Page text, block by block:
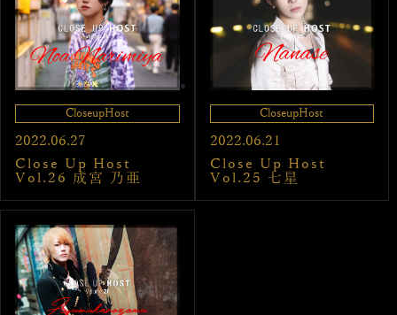
CloseupHost
2022.06.27
Close Up Host
Vol.26 成宮 乃亜
CloseupHost
2022.06.21
Close Up Host
Vol.25 七星